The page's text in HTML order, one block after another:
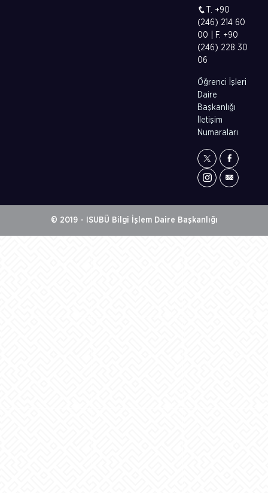
T. +90
(246) 214 60
00 | F. +90
(246) 228 30
06
Öğrenci İşleri
Daire
Başkanlığı
İletişim
Numaraları
© 2019 - ISUBÜ Bilgi İşlem Daire Başkanlığı